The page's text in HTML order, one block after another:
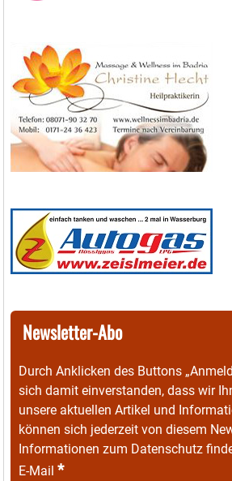
Newsletter-Abo
Durch Anklicken des Buttons
sich damit einverstanden, dass wir
unsere aktuellen Artikel und
können sich jederzeit von diesem
Informationen zum Datenschutz
E-Mail *